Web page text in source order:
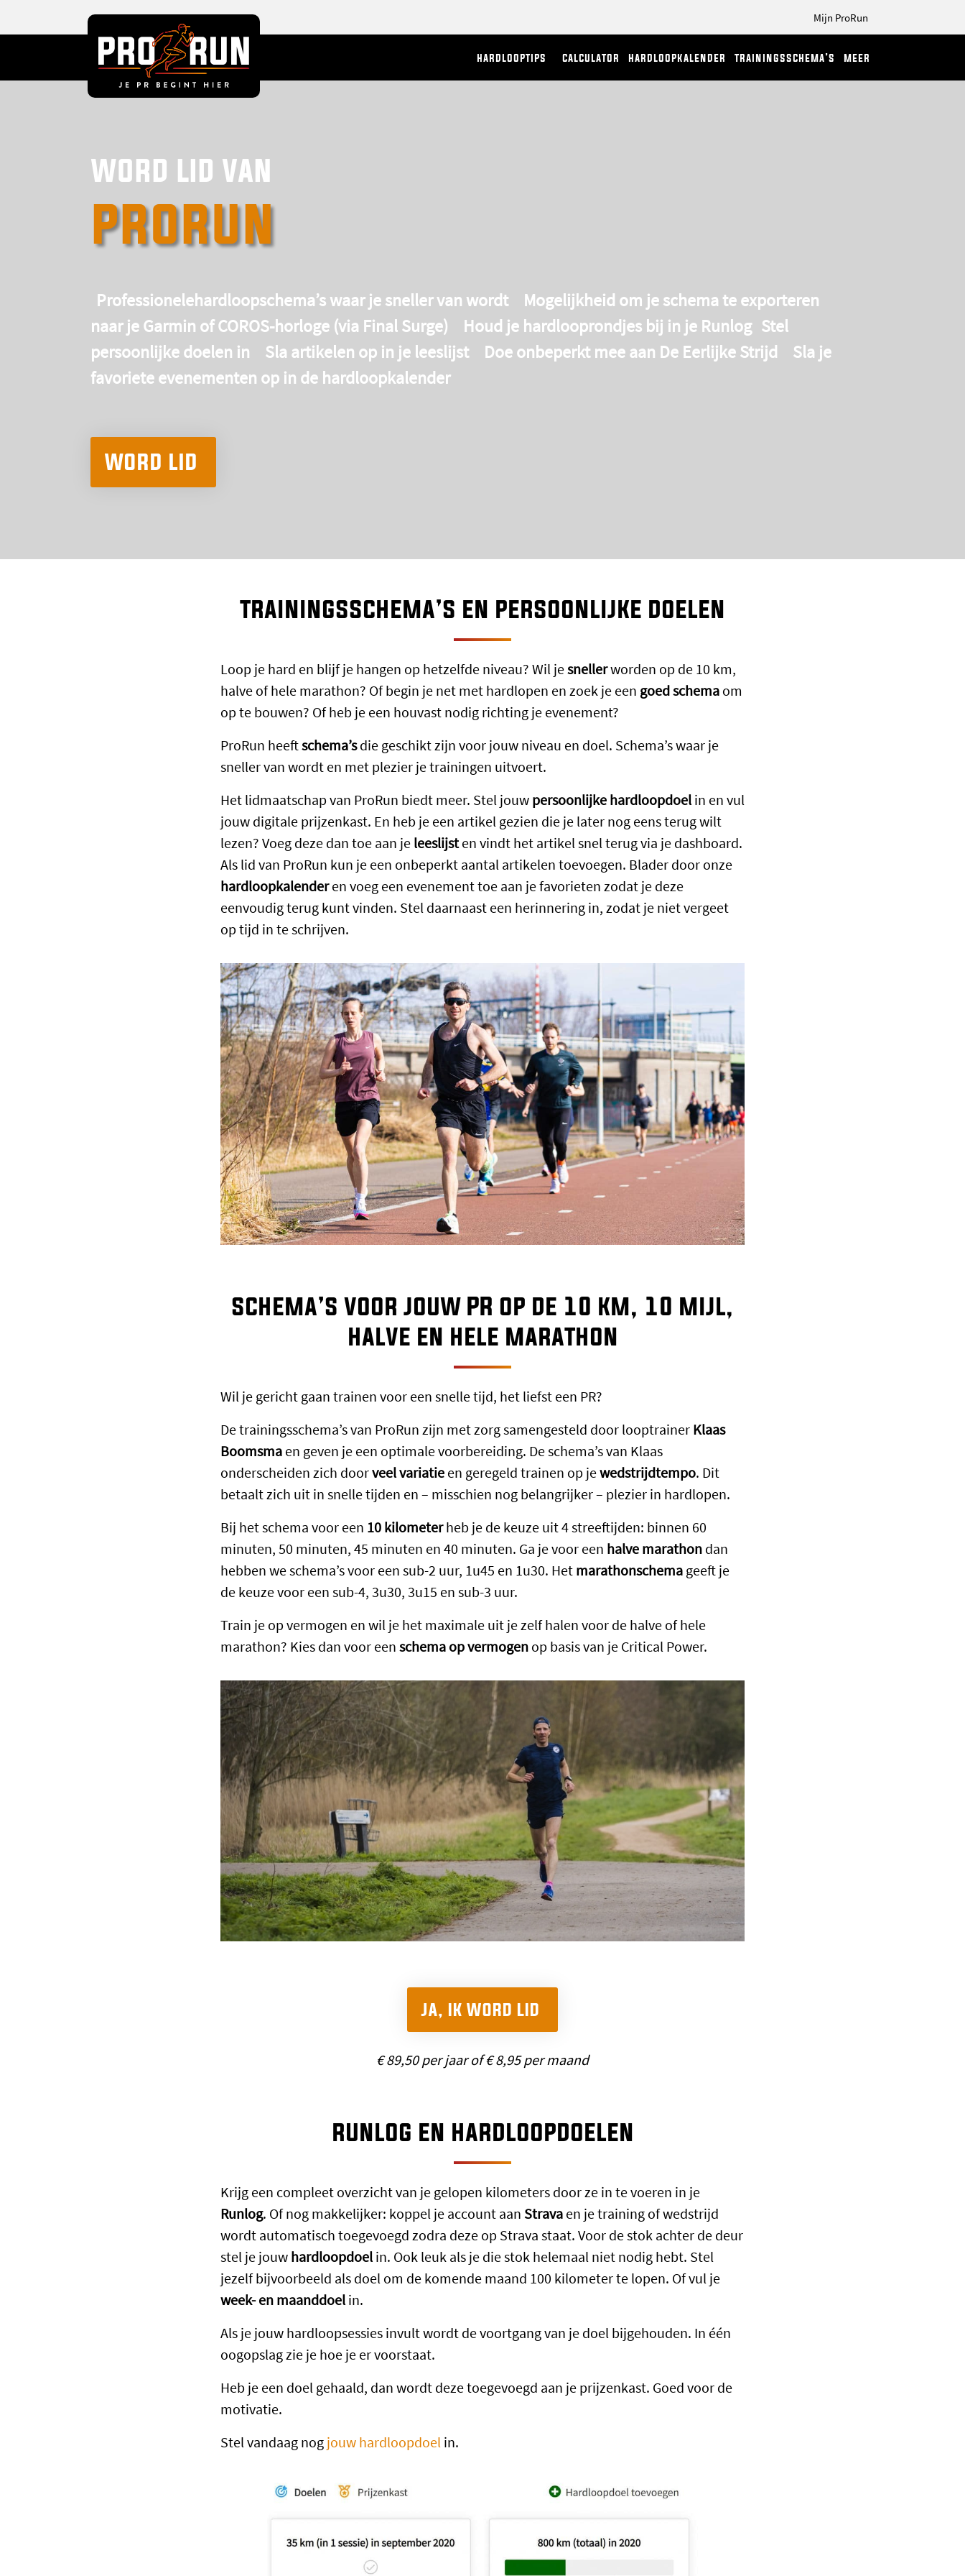
Mijn ProRun
hardlooptips calculator hardloopkalender trainingsschema’s meer
word lid van
prorun
Professionelehardloopschema’swaar je sneller van wordt
Mogelijkheid om je schema te exporteren
naar je Garmin of COROS-horloge (via Final Surge) Houd je hardlooprondjes bij in je Runlog Stel
persoonlijkedoelen in Sla artikelen op in je leeslijst Doe onbeperkt mee aan De Eerlijke Strijd
Sla je
favoriete evenementen op in de hardloopkalender
WORD LID
trainingsschema’s en persoonlijke doelen
Loop je hard en blijf je hangen op hetzelfde niveau? Wil jesnellerworden op de 10 km,
halve of hele marathon? Of begin je net met hardlopen en zoek je een goed schema om
op te bouwen? Of heb je een houvast nodig richting je evenement?
ProRun heeftschema’sdie geschikt zijn voor jouw niveau en doel. Schema’s waar je
sneller van wordt en met plezier je trainingen uitvoert.
Het lidmaatschap van ProRun biedt meer. Stel jouw persoonlijke hardloopdoel in en vul
jouw digitale prijzenkast. En heb je een artikel gezien die je later nog eens terug wilt
lezen? Voeg deze dan toe aan je leeslijsten vindt het artikel snel terug via je dashboard.
Als lid van ProRun kun je een onbeperkt aantal artikelen toevoegen. Blader door onze
hardloopkalenderen voeg een evenement toe aan je favorieten zodat je deze
eenvoudig terug kunt vinden. Stel daarnaast een herinnering in, zodat je niet vergeet
op tijd in te schrijven.
schema’s voor jouw PR op de 10 km, 10 mijl,
halve en hele marathon
Wil je gericht gaan trainen voor een snelle tijd, het liefst een PR?
De trainingsschema’s van ProRun zijn met zorg samengesteld door looptrainer Klaas
Boomsma en geven je een optimale voorbereiding. De schema’s van Klaas
onderscheiden zich doorveel variatie en geregeld trainen op jewedstrijdtempo. Dit
betaalt zich uit in snelle tijden en – misschien nog belangrijker – plezier in hardlopen.
Bij het schema voor een 10 kilometerheb je de keuze uit 4 streeftijden: binnen 60
minuten, 50 minuten, 45 minuten en 40 minuten. Ga je voor een halve marathon dan
hebben we schema’s voor een sub-2 uur, 1u45 en 1u30. Het marathonschema geeft je
de keuze voor een sub-4, 3u30, 3u15 en sub-3 uur.
Train je op vermogen en wil je het maximale uit je zelf halen voor de halve of hele
marathon? Kies dan voor een schema op vermogen op basis van je Critical Power.
JA, IK WORD LID
€ 89,50 per jaar of € 8,95 per maand
runlog en hardloopdoelen
Krijg een compleet overzicht van je gelopen kilometers door ze in te voeren in je
Runlog. Of nog makkelijker: koppel je account aan Strava en je training of wedstrijd
wordt automatisch toegevoegd zodra deze op Strava staat. Voor de stok achter de deur
stel je jouw hardloopdoel in. Ook leuk als je die stok helemaal niet nodig hebt. Stel
jezelf bijvoorbeeld als doel om de komende maand 100 kilometer te lopen. Of vul je
week- en maanddoel in.
Als je jouw hardloopsessies invult wordt de voortgang van je doel bijgehouden. In één
oogopslag zie je hoe je er voorstaat.
Heb je een doel gehaald, dan wordt deze toegevoegd aan je prijzenkast. Goed voor de
motivatie.
Stel vandaag nog jouw hardloopdoel in.